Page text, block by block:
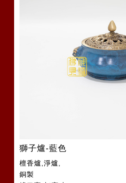
獅子爐-藍色
檀香爐,淨爐,
銅製